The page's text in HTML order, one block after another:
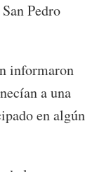
Pedro
informaron
a una
en algún